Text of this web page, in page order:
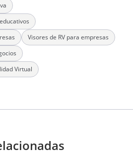
Visores de RV para empresas
Virtual